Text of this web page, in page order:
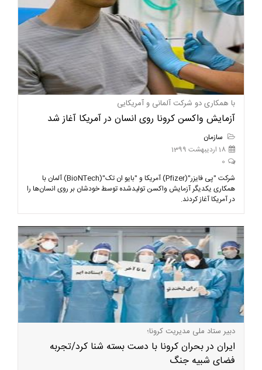
با همکاری دو شرکت آلمانی و آمریکایی
آزمایش واکسن کرونا روی انسان در آمریکا آغاز شد
سازمان
18 اردیبهشت 1399
0
شرکت "پی فایزر"(Pfizer) آمریکا و "بایو ان تک"(BioNTech) آلمان با
همکاری یکدیگر آزمایش واکسن تولیدشده توسط خودشان بر روی انسان‌ها را
در آمریکا آغاز کردند.
دبیر ستاد ملی مدیریت کرونا؛
ایران در بحران کرونا با دست بسته شنا کرد/تجربه
فضای شبیه جنگ